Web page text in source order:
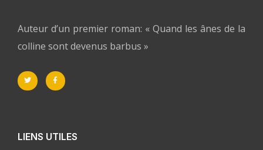
Auteur d’un premier roman: « Quand les ânes de la
colline sont devenus barbus »
LIENS UTILES